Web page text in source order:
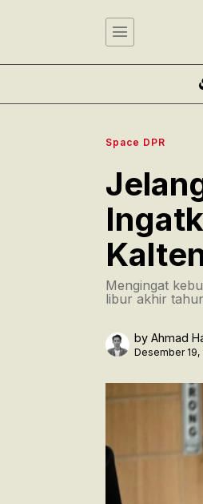
Space DPR
Mengingat
libur akhir
by Ahmad
Desember 19,